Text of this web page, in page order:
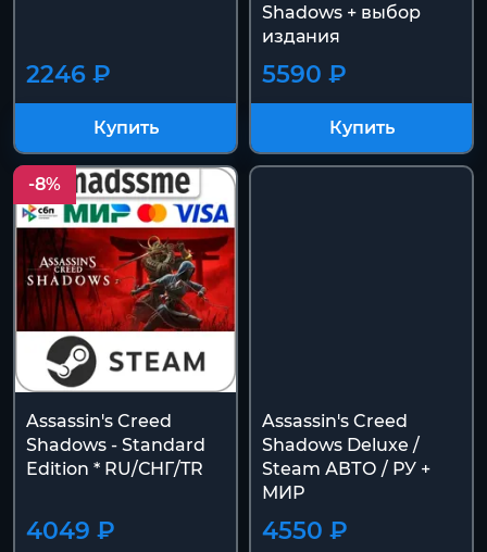
2246 ₽
Купить
Shadows + выбор
издания
5590 ₽
Купить
-8%
Assassin's Creed
Shadows - Standard
Edition * RU/СНГ/TR
4049 ₽
Assassin's Creed
Shadows Deluxe /
Steam АВТО / РУ +
МИР
4550 ₽